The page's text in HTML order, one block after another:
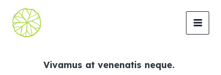
Lewati
konten
Vivamus at venenatis neque.